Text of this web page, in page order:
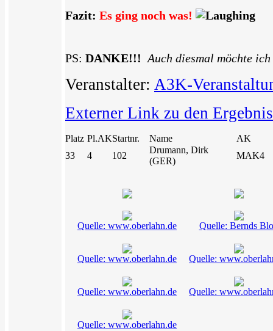
Fazit: Es ging noch was!
PS: DANKE!!! Auch diesmal möchte
Veranstalter: A3K-
Externer Link zu den
Platz Pl.AKStartnr. Name
AK
33
4 102
Drumann, Dirk
(GER)
MAK4
Quelle: www.oberlahn.de Quelle: Bernds
Quelle: www.oberlahn.de Quelle:
Quelle: www.oberlahn.de Quelle:
Quelle: www.oberlahn.de